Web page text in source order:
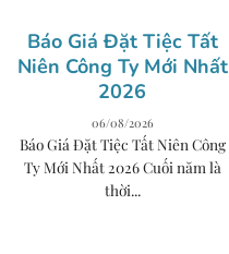
Báo Giá Đặt Tiệc Tất
Niên Công Ty Mới Nhất
2026
06/08/2026
Báo Giá Đặt Tiệc Tất Niên Công
Ty Mới Nhất 2026 Cuối năm là
thời...